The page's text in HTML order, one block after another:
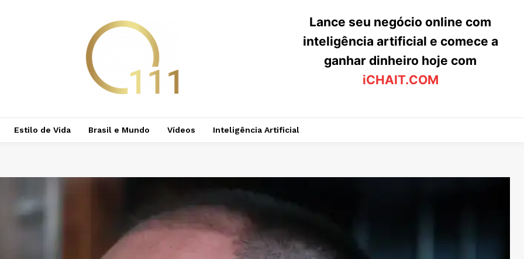
Lance seu negócio online com
inteligência artificial e comece a
ganhar dinheiro hoje com
iCHAIT.COM
Estilo de Vida Brasil e Mundo Vídeos Inteligência Artificial